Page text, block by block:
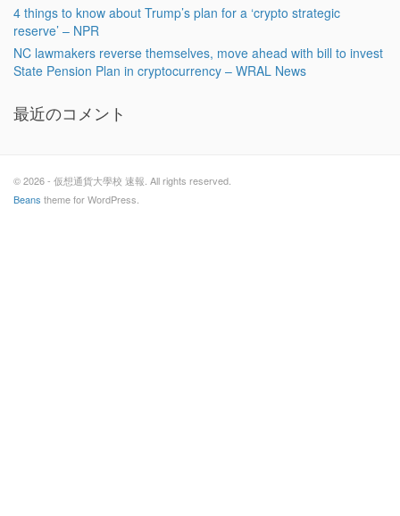
4 things to know about Trump’s plan for a ‘crypto strategic
reserve’ – NPR
NC lawmakers reverse themselves, move ahead with bill to invest
State Pension Plan in cryptocurrency – WRAL News
最近のコメント
© 2026 - 仮想通貨大學校 速報. All rights reserved.
Beans theme for WordPress.